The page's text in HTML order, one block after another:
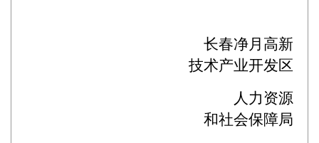
长春净月高新
技术产业开发区
人力资源
和社会保障局